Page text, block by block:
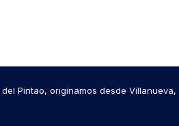
Pintao, originamos desde Villanueva,